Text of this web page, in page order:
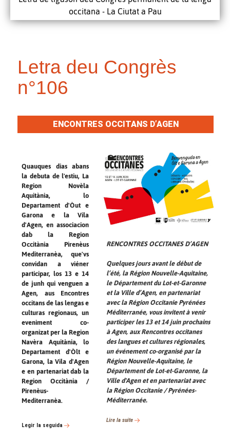
occitana - La Ciutat a Pau
Letra deu Congrès
n°106
ENCONTRES OCCITANS D’AGEN
Quauques dias abans
la debuta de l'estiu, La
Region Novèla
Aquitània, lo
Departament d'Òut e
Garona e la Vila
d'Agen, en associacion
dab la Region
Occitània Pirenèus
Mediterranèa, que'vs
convidan a viéner
participar, los 13 e 14
de junh qui venguen a
Agen, aus Encontres
occitans de las lengas e
culturas regionaus, un
eveniment co-
organizat per la Region
Navèra Aquitània, lo
Departament d'Òlt e
Garona, la Vila d'Agen
e en partenariat dab la
Region Occitània /
Pirenèus-
Mediterranèa.
Legir la seguida
RENCONTRES OCCITANES D’AGEN
Quelques jours avant le début de
l’été, la Région Nouvelle-Aquitaine,
le Département du Lot-et-Garonne
et la Ville d’Agen, en partenariat
avec la Région Occitanie Pyrénées
Méditerranée, vous invitent à venir
participer les 13 et 14 juin prochains
à Agen, auxRencontres occitanes
des langues et cultures régionales,
un événement co-organisé par la
Région Nouvelle-Aquitaine, le
Département de Lot-et-Garonne, la
Ville d'Agen et en partenariat avec
la Région Occitanie / Pyrénées-
Méditerranée.
Lire la suite